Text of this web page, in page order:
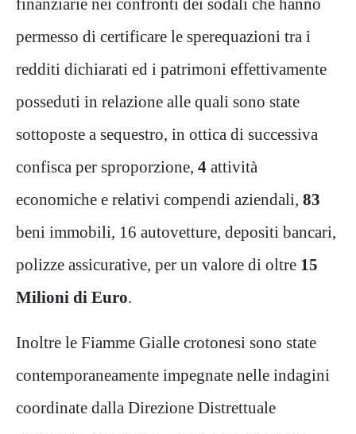
finanziarie nei confronti dei sodali che hanno
permesso di certificare le sperequazioni tra i
redditi dichiarati ed i patrimoni effettivamente
posseduti in relazione alle quali sono state
sottoposte a sequestro, in ottica di successiva
confisca per sproporzione, 4 attività
economiche e relativi compendi aziendali, 83
beni immobili, 16 autovetture, depositi bancari,
polizze assicurative, per un valore di oltre 15
Milioni di Euro.
Inoltre le Fiamme Gialle crotonesi sono state
contemporaneamente impegnate nelle indagini
coordinate dalla Direzione Distrettuale